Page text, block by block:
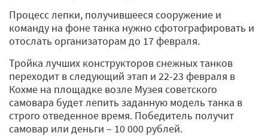
Процесс лепки, получившееся сооружение и
команду на фоне танка нужно сфотографировать и
отослать организаторам до 17 февраля.
Тройка лучших конструкторов снежных танков
переходит в следующий этап и 22-23 февраля в
Кохме на площадке возле Музея советского
самовара будет лепить заданную модель танка в
строго отведенное время. Победитель получит
самовар или деньги – 10 000 рублей.